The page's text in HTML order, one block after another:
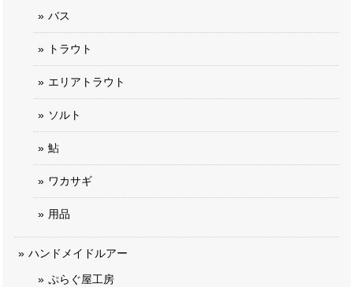
バス
トラウト
エリアトラウト
ソルト
鮎
ワカサギ
用品
ハンドメイドルアー
ぷらぐ屋工房